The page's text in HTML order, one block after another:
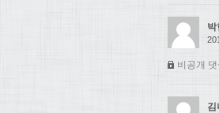
박
비공개 댓
김